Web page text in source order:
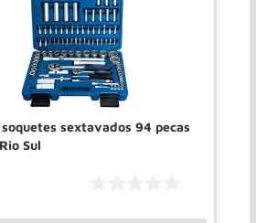
sextavados 94 pecas
Sul